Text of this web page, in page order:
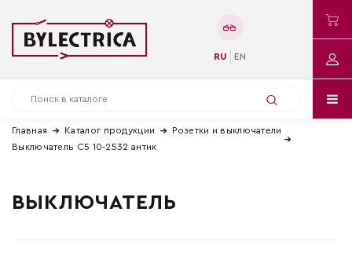
RU EN
Главная Каталог продукции
Розетки и выключатели
Выключатель С5 10-2532 антик
ВЫКЛЮЧАТЕЛЬ